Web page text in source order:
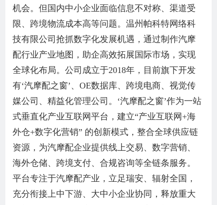
机会。但国内中小企业面临信息不对称、渠道受
限、跨境物流成本高等问题。温州帕科特网络科
技有限公司抢抓数字化发展机遇，通过制作汽摩
配行业产业地图，助企高效拓展国际市场，实现
全球化布局。公司成立于2018年，目前旗下开发
有‘汽摩配之窗’、OE数据库、跨境电商、视觉传
媒公司、精益化管理公司。‘汽摩配之窗’作为一站
式垂直化产业互联网平台，建立“产业互联网+海
外仓+数字化营销” 的创新模式，整合全球供应链
资源，为汽摩配企业提供线上交易、数字营销、
海外仓储、跨境支付、合规咨询等全链条服务。
平台专注于汽摩配产业，立足瑞安、辐射全国，
充分衔接上中下游、大中小企业协同，释放重大